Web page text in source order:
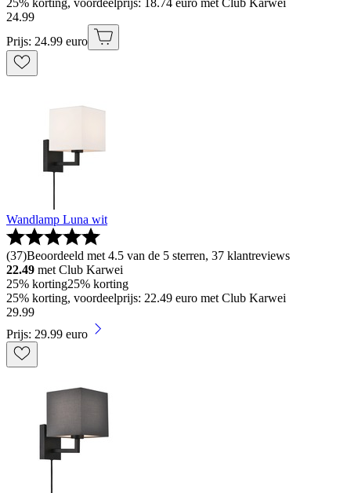
25% korting, voordeelprijs: 18.74 euro met Club Karwei
24.99
Prijs: 24.99 euro
Wandlamp Luna wit
(37)Beoordeeld met 4.5 van de 5 sterren, 37 klantreviews
22.49 met Club Karwei
25% korting25% korting
25% korting, voordeelprijs: 22.49 euro met Club Karwei
29.99
Prijs: 29.99 euro